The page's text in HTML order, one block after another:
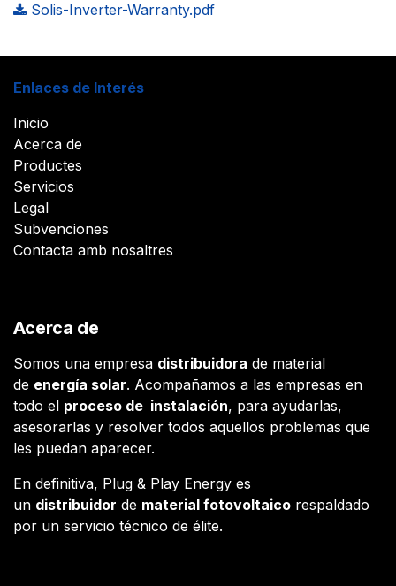
Solis-Inverter-Warranty.pdf
Enlaces de Interés
Inicio
Acerca de
Productes
Servicios
Legal
Subvenciones
Contacta amb nosaltres
Acerca de
Somos una empresa distribuidora de material
de energía solar. Acompañamos a las empresas en
todo el proceso de instalación, para ayudarlas,
asesorarlas y resolver todos aquellos problemas que
les puedan aparecer.
En definitiva, Plug & Play Energy es
un distribuidor de material fotovoltaico respaldado
por un servicio técnico de élite.